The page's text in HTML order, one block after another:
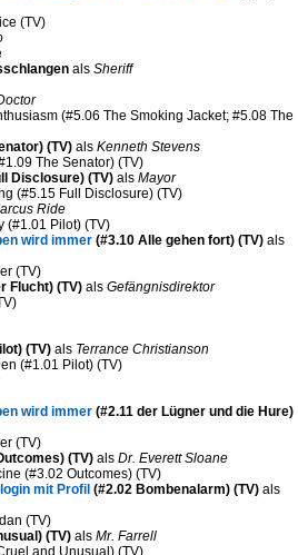
(TV)
als Sheriff
(#5.06 The Smoking Jacket; #5.08 The
(TV) als Kenneth Stevens
The Senator) (TV)
Disclosure) (TV) als Mayor
(#5.15 Full Disclosure) (TV)
Ride
(#1.01 Pilot) (TV)
wird immer (#3.10 Alle gehen fort) (TV) als
(TV)
Flucht) (TV) als Gefängnisdirektor
(TV) als Terrance Christianson
(#1.01 Pilot) (TV)
wird immer (#2.11 der Lügner und die Hure)
(TV)
(TV) als Dr. Everett Sloane
(#3.02 Outcomes) (TV)
mit Profil (#2.02 Bombenalarm) (TV) als
(TV)
(TV) als Mr. Farrell
and Unusual) (TV)